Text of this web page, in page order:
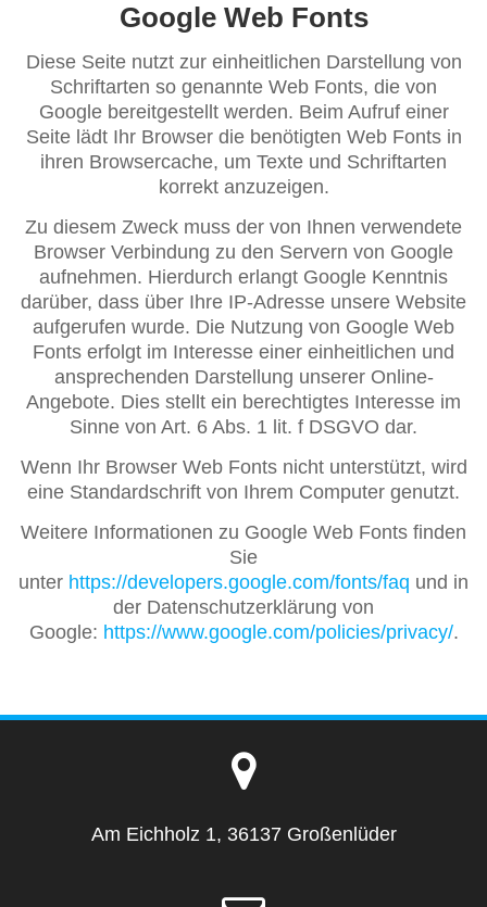
Google Web Fonts
Diese Seite nutzt zur einheitlichen Darstellung von
Schriftarten so genannte Web Fonts, die von
Google bereitgestellt werden. Beim Aufruf einer
Seite lädt Ihr Browser die benötigten Web Fonts in
ihren Browsercache, um Texte und Schriftarten
korrekt anzuzeigen.
Zu diesem Zweck muss der von Ihnen verwendete
Browser Verbindung zu den Servern von Google
aufnehmen. Hierdurch erlangt Google Kenntnis
darüber, dass über Ihre IP-Adresse unsere Website
aufgerufen wurde. Die Nutzung von Google Web
Fonts erfolgt im Interesse einer einheitlichen und
ansprechenden Darstellung unserer Online-
Angebote. Dies stellt ein berechtigtes Interesse im
Sinne von Art. 6 Abs. 1 lit. f DSGVO dar.
Wenn Ihr Browser Web Fonts nicht unterstützt, wird
eine Standardschrift von Ihrem Computer genutzt.
Weitere Informationen zu Google Web Fonts finden
Sie
unter https://developers.google.com/fonts/faq und in
der Datenschutzerklärung von
Google: https://www.google.com/policies/privacy/.
Am Eichholz 1, 36137 Großenlüder